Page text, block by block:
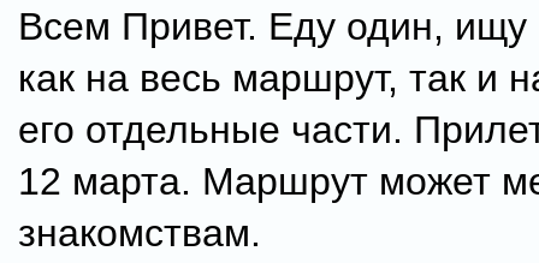
Всем Привет. Еду один, ищу
как на весь маршрут, так и
его отдельные части.
12 марта. Маршрут может
знакомствам.